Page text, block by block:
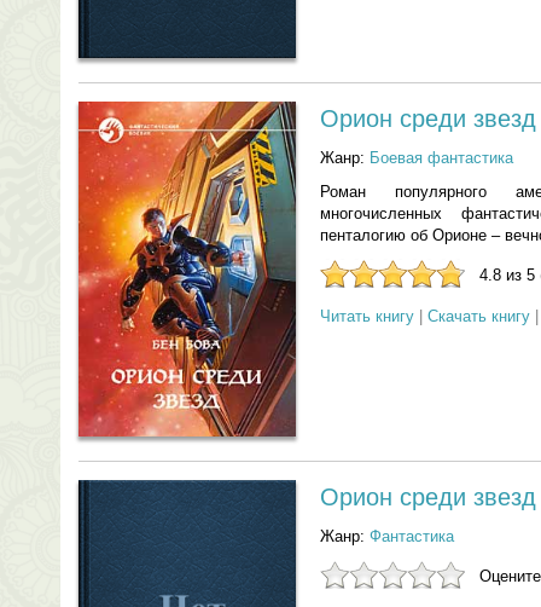
Орион среди звезд
Жанр: Боевая фантастика
Роман популярного
многочисленных
пенталогию об Орионе –
4.8 из 5
Читать книгу Скачать книгу
Орион среди
Жанр: Фантастика